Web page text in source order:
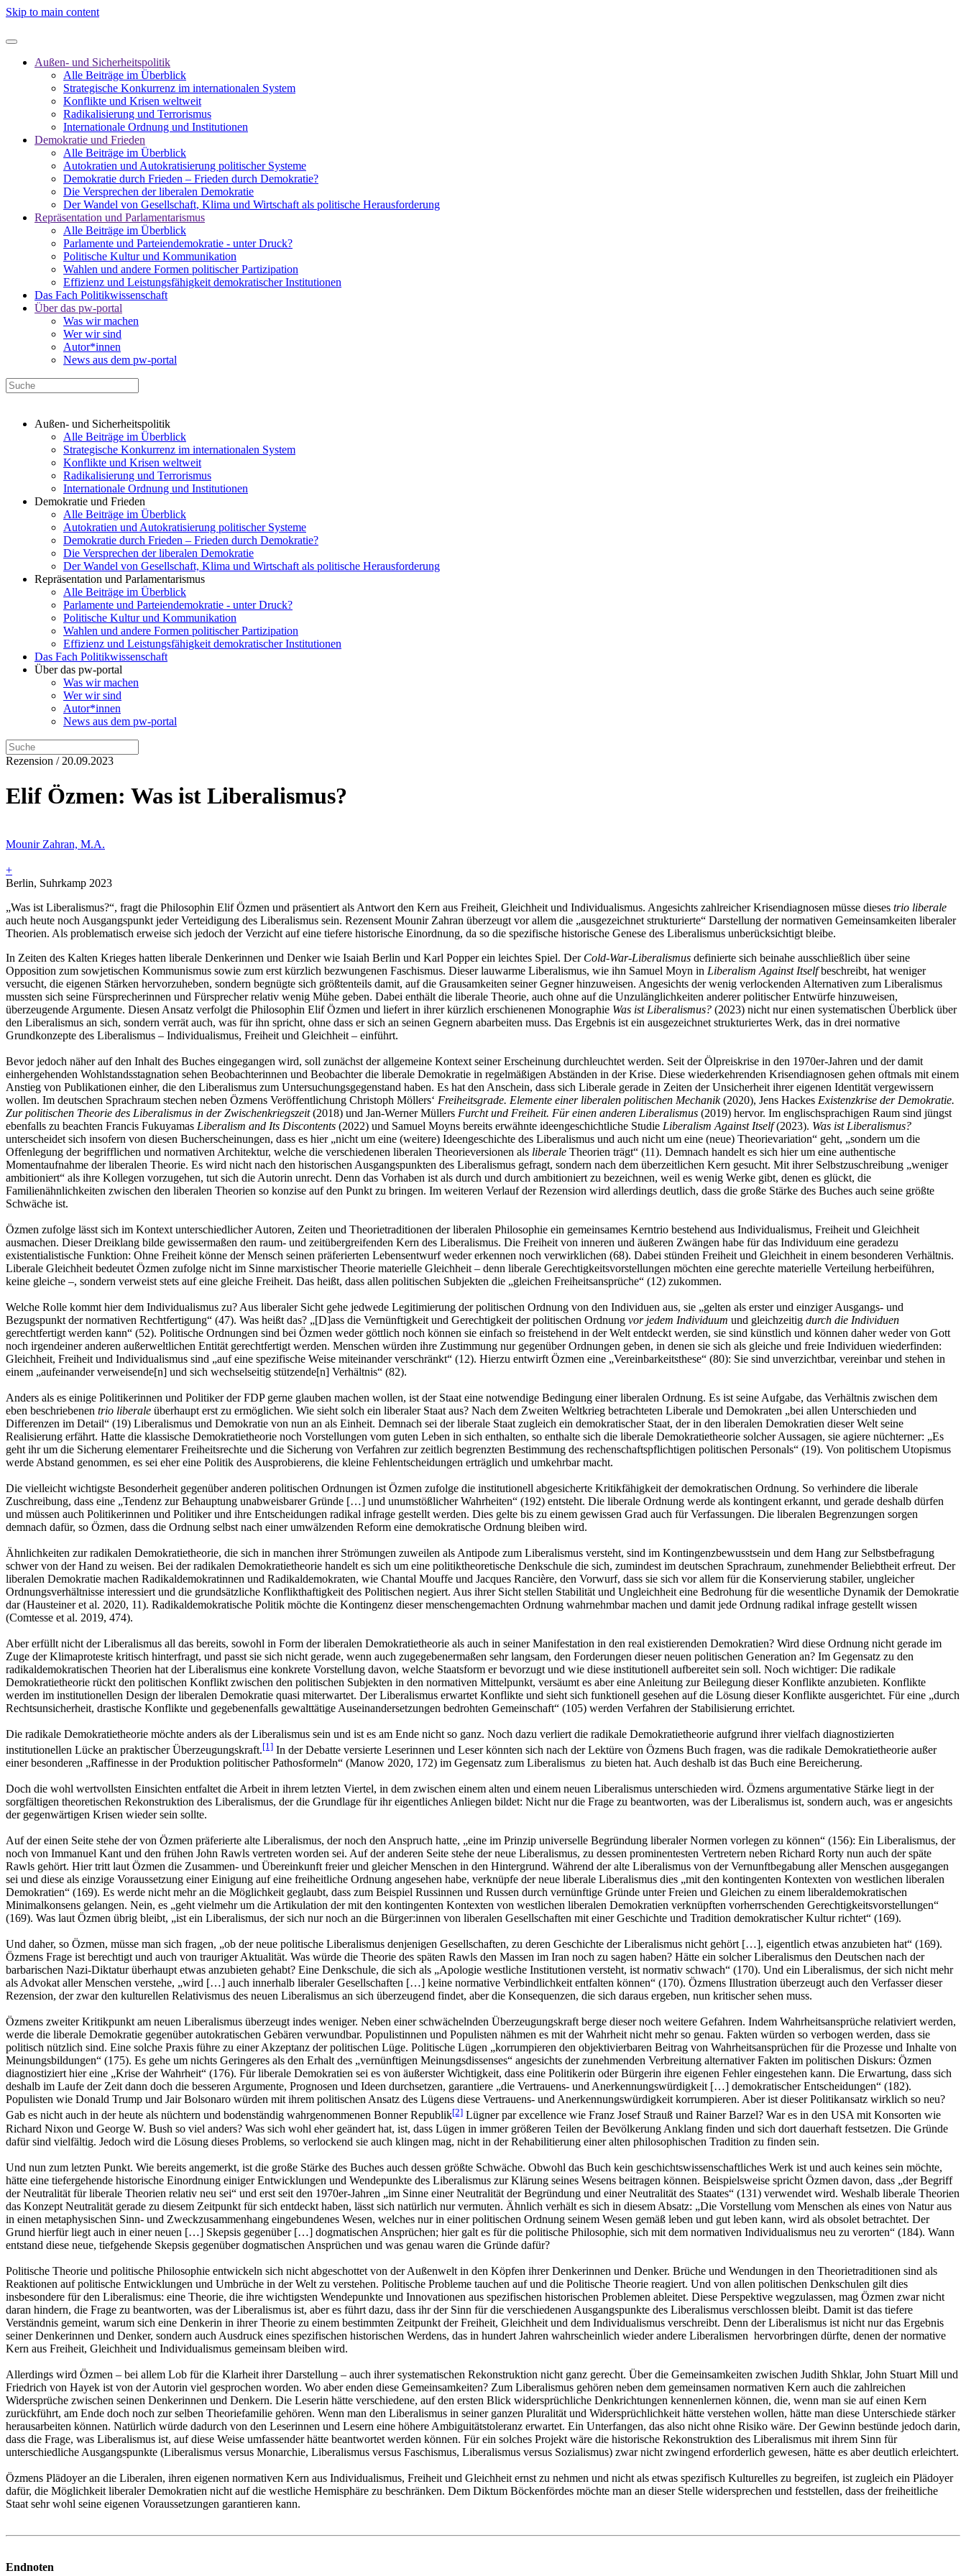
Skip to main content
Außen- und Sicherheitspolitik
Alle Beiträge im Überblick
Strategische Konkurrenz im internationalen System
Konflikte und Krisen weltweit
Radikalisierung und Terrorismus
Internationale Ordnung und Institutionen
Demokratie und Frieden
Alle Beiträge im Überblick
Autokratien und Autokratisierung politischer Systeme
Demokratie durch Frieden – Frieden durch Demokratie?
Die Versprechen der liberalen Demokratie
Der Wandel von Gesellschaft, Klima und Wirtschaft als politische Herausforderung
Repräsentation und Parlamentarismus
Alle Beiträge im Überblick
Parlamente und Parteiendemokratie - unter Druck?
Politische Kultur und Kommunikation
Wahlen und andere Formen politischer Partizipation
Effizienz und Leistungsfähigkeit demokratischer Institutionen
Das Fach Politikwissenschaft
Über das pw-portal
Was wir machen
Wer wir sind
Autor*innen
News aus dem pw-portal
Außen- und Sicherheitspolitik
Alle Beiträge im Überblick
Strategische Konkurrenz im internationalen System
Konflikte und Krisen weltweit
Radikalisierung und Terrorismus
Internationale Ordnung und Institutionen
Demokratie und Frieden
Alle Beiträge im Überblick
Autokratien und Autokratisierung politischer Systeme
Demokratie durch Frieden – Frieden durch Demokratie?
Die Versprechen der liberalen Demokratie
Der Wandel von Gesellschaft, Klima und Wirtschaft als politische Herausforderung
Repräsentation und Parlamentarismus
Alle Beiträge im Überblick
Parlamente und Parteiendemokratie - unter Druck?
Politische Kultur und Kommunikation
Wahlen und andere Formen politischer Partizipation
Effizienz und Leistungsfähigkeit demokratischer Institutionen
Das Fach Politikwissenschaft
Über das pw-portal
Was wir machen
Wer wir sind
Autor*innen
News aus dem pw-portal
Rezension / 20.09.2023
Elif Özmen: Was ist Liberalismus?
Mounir Zahran, M.A.
+
Berlin, Suhrkamp 2023
„Was ist Liberalismus?“, fragt die Philosophin Elif Özmen und präsentiert als Antwort den Kern aus Freiheit, Gleichheit und Individualismus. Angesichts zahlreicher Krisendiagnosen müsse dieses trio liberale
auch heute noch Ausgangspunkt jeder Verteidigung des Liberalismus sein. Rezensent Mounir Zahran überzeugt vor allem die „ausgezeichnet strukturierte“ Darstellung der normativen Gemeinsamkeiten liberaler
Theorien. Als problematisch erweise sich jedoch der Verzicht auf eine tiefere historische Einordnung, da so die spezifische historische Genese des Liberalismus unberücksichtigt bleibe.
In Zeiten des Kalten Krieges hatten liberale Denkerinnen und Denker wie Isaiah Berlin und Karl Popper ein leichtes Spiel. Der Cold-War-Liberalismus definierte sich beinahe ausschließlich über seine
Opposition zum sowjetischen Kommunismus sowie zum erst kürzlich bezwungenen Faschismus. Dieser lauwarme Liberalismus, wie ihn Samuel Moyn in Liberalism Against Itselfbeschreibt, hat weniger
versucht, die eigenen Stärken hervorzuheben, sondern begnügte sich größtenteils damit, auf die Grausamkeiten seiner Gegner hinzuweisen. Angesichts der wenig verlockenden Alternativen zum Liberalismus
mussten sich seine Fürsprecherinnen und Fürsprecher relativ wenig Mühe geben. Dabei enthält die liberale Theorie, auch ohne auf die Unzulänglichkeiten anderer politischer Entwürfe hinzuweisen,
überzeugende Argumente. Diesen Ansatz verfolgt die Philosophin Elif Özmen und liefert in ihrer kürzlich erschienenen Monographie Was ist Liberalismus? (2023) nicht nur einen systematischen Überblick über
den Liberalismus an sich, sondern verrät auch, was für ihn spricht, ohne dass er sich an seinen Gegnern abarbeiten muss. Das Ergebnis ist ein ausgezeichnet strukturiertes Werk, das in drei normative
Grundkonzepte des Liberalismus – Individualismus, Freiheit und Gleichheit – einführt.
Bevor jedoch näher auf den Inhalt des Buches eingegangen wird, soll zunächst der allgemeine Kontext seiner Erscheinung durchleuchtet werden. Seit der Ölpreiskrise in den 1970er-Jahren und der damit
einhergehenden Wohlstandsstagnation sehen Beobachterinnen und Beobachter die liberale Demokratie in regelmäßigen Abständen in der Krise. Diese wiederkehrenden Krisendiagnosen gehen oftmals mit einem
Anstieg von Publikationen einher, die den Liberalismus zum Untersuchungsgegenstand haben. Es hat den Anschein, dass sich Liberale gerade in Zeiten der Unsicherheit ihrer eigenen Identität vergewissern
wollen. Im deutschen Sprachraum stechen neben Özmens Veröffentlichung Christoph Möllers‘ Freiheitsgrade. Elemente einer liberalen politischen Mechanik(2020), Jens Hackes Existenzkrise der Demokratie.
Zur politischen Theorie des Liberalismus in der Zwischenkriegszeit(2018) und Jan-Werner Müllers Furcht und Freiheit. Für einen anderen Liberalismus (2019) hervor. Im englischsprachigen Raum sind jüngst
ebenfalls zu beachten Francis Fukuyamas Liberalism and Its Discontents (2022) und Samuel Moyns bereits erwähnte ideengeschichtliche Studie Liberalism Against Itself(2023). Was ist Liberalismus?
unterscheidet sich insofern von diesen Bucherscheinungen, dass es hier „nicht um eine (weitere) Ideengeschichte des Liberalismus und auch nicht um eine (neue) Theorievariation“ geht, „sondern um die
Offenlegung der begrifflichen und normativen Architektur, welche die verschiedenen liberalen Theorieversionen als liberale Theorien trägt“ (11). Demnach handelt es sich hier um eine authentische
Momentaufnahme der liberalen Theorie. Es wird nicht nach den historischen Ausgangspunkten des Liberalismus gefragt, sondern nach dem überzeitlichen Kern gesucht. Mit ihrer Selbstzuschreibung „weniger
ambitioniert“ als ihre Kollegen vorzugehen, tut sich die Autorin unrecht. Denn das Vorhaben ist als durch und durch ambitioniert zu bezeichnen, weil es wenig Werke gibt, denen es glückt, die
Familienähnlichkeiten zwischen den liberalen Theorien so konzise auf den Punkt zu bringen. Im weiteren Verlauf der Rezension wird allerdings deutlich, dass die große Stärke des Buches auch seine größte
Schwäche ist.
Özmen zufolge lässt sich im Kontext unterschiedlicher Autoren, Zeiten und Theorietraditionen der liberalen Philosophie ein gemeinsames Kerntrio bestehend aus Individualismus, Freiheit und Gleichheit
ausmachen. Dieser Dreiklang bilde gewissermaßen den raum- und zeitübergreifenden Kern des Liberalismus. Die Freiheit von inneren und äußeren Zwängen habe für das Individuum eine geradezu
existentialistische Funktion: Ohne Freiheit könne der Mensch seinen präferierten Lebensentwurf weder erkennen noch verwirklichen (68). Dabei stünden Freiheit und Gleichheit in einem besonderen Verhältnis.
Liberale Gleichheit bedeutet Özmen zufolge nicht im Sinne marxistischer Theorie materielle Gleichheit – denn liberale Gerechtigkeitsvorstellungen möchten eine gerechte materielle Verteilung herbeiführen,
keine gleiche –, sondern verweist stets auf eine gleiche Freiheit. Das heißt, dass allen politischen Subjekten die „gleichen Freiheitsansprüche“ (12) zukommen.
Welche Rolle kommt hier dem Individualismus zu? Aus liberaler Sicht gehe jedwede Legitimierung der politischen Ordnung von den Individuen aus, sie „gelten als erster und einziger Ausgangs- und
Bezugspunkt der normativen Rechtfertigung“ (47). Was heißt das? „[D]ass die Vernünftigkeit und Gerechtigkeit der politischen Ordnung vor jedem Individuum und gleichzeitig durch die Individuen
gerechtfertigt werden kann“ (52). Politische Ordnungen sind bei Özmen weder göttlich noch können sie einfach so freistehend in der Welt entdeckt werden, sie sind künstlich und können daher weder von Gott
noch irgendeiner anderen außerweltlichen Entität gerechtfertigt werden. Menschen würden ihre Zustimmung nur gegenüber Ordnungen geben, in denen sie sich als gleiche und freie Individuen wiederfinden:
Gleichheit, Freiheit und Individualismus sind „auf eine spezifische Weise miteinander verschränkt“ (12). Hierzu entwirft Özmen eine „Vereinbarkeitsthese“ (80): Sie sind unverzichtbar, vereinbar und stehen in
einem „aufeinander verweisende[n] und sich wechselseitig stützende[n] Verhältnis“ (82).
Anders als es einige Politikerinnen und Politiker der FDP gerne glauben machen wollen, ist der Staat eine notwendige Bedingung einer liberalen Ordnung. Es ist seine Aufgabe, das Verhältnis zwischen dem
eben beschriebenen trio liberale überhaupt erst zu ermöglichen. Wie sieht solch ein liberaler Staat aus? Nach dem Zweiten Weltkrieg betrachteten Liberale und Demokraten „bei allen Unterschieden und
Differenzen im Detail“ (19) Liberalismus und Demokratie von nun an als Einheit. Demnach sei der liberale Staat zugleich ein demokratischer Staat, der in den liberalen Demokratien dieser Welt seine
Realisierung erfährt. Hatte die klassische Demokratietheorie noch Vorstellungen vom guten Leben in sich enthalten, so enthalte sich die liberale Demokratietheorie solcher Aussagen, sie agiere nüchterner: „Es
geht ihr um die Sicherung elementarer Freiheitsrechte und die Sicherung von Verfahren zur zeitlich begrenzten Bestimmung des rechenschaftspflichtigen politischen Personals“ (19). Von politischem Utopismus
werde Abstand genommen, es sei eher eine Politik des Ausprobierens, die kleine Fehlentscheidungen erträglich und umkehrbar macht.
Die vielleicht wichtigste Besonderheit gegenüber anderen politischen Ordnungen ist Özmen zufolge die institutionell abgesicherte Kritikfähigkeit der demokratischen Ordnung. So verhindere die liberale
Zuschreibung, dass eine „Tendenz zur Behauptung unabweisbarer Gründe […] und unumstößlicher Wahrheiten“ (192) entsteht. Die liberale Ordnung werde als kontingent erkannt, und gerade deshalb dürfen
und müssen auch Politikerinnen und Politiker und ihre Entscheidungen radikal infrage gestellt werden. Dies gelte bis zu einem gewissen Grad auch für Verfassungen. Die liberalen Begrenzungen sorgen
demnach dafür, so Özmen, dass die Ordnung selbst nach einer umwälzenden Reform eine demokratische Ordnung bleiben wird.
Ähnlichkeiten zur radikalen Demokratietheorie, die sich in manchen ihrer Strömungen zuweilen als Antipode zum Liberalismus versteht, sind im Kontingenzbewusstsein und dem Hang zur Selbstbefragung
schwer von der Hand zu weisen. Bei der radikalen Demokratietheorie handelt es sich um eine politiktheoretische Denkschule die sich, zumindest im deutschen Sprachraum, zunehmender Beliebtheit erfreut. Der
liberalen Demokratie machen Radikaldemokratinnen und Radikaldemokraten, wie Chantal Mouffe und Jacques Rancière, den Vorwurf, dass sie sich vor allem für die Konservierung stabiler, ungleicher
Ordnungsverhältnisse interessiert und die grundsätzliche Konflikthaftigkeit des Politischen negiert. Aus ihrer Sicht stellen Stabilität und Ungleichheit eine Bedrohung für die wesentliche Dynamik der Demokratie
dar (Hausteiner et al. 2020, 11). Radikaldemokratische Politik möchte die Kontingenz dieser menschengemachten Ordnung wahrnehmbar machen und damit jede Ordnung radikal infrage gestellt wissen
(Comtesse et al. 2019, 474).
Aber erfüllt nicht der Liberalismus all das bereits, sowohl in Form der liberalen Demokratietheorie als auch in seiner Manifestation in den real existierenden Demokratien? Wird diese Ordnung nicht gerade im
Zuge der Klimaproteste kritisch hinterfragt, und passt sie sich nicht gerade, wenn auch zugegebenermaßen sehr langsam, den Forderungen dieser neuen politischen Generation an? Im Gegensatz zu den
radikaldemokratischen Theorien hat der Liberalismus eine konkrete Vorstellung davon, welche Staatsform er bevorzugt und wie diese institutionell aufbereitet sein soll. Noch wichtiger: Die radikale
Demokratietheorie rückt den politischen Konflikt zwischen den politischen Subjekten in den normativen Mittelpunkt, versäumt es aber eine Anleitung zur Beilegung dieser Konflikte anzubieten. Konflikte
werden im institutionellen Design der liberalen Demokratie quasi miterwartet. Der Liberalismus erwartet Konflikte und sieht sich funktionell gesehen auf die Lösung dieser Konflikte ausgerichtet. Für eine „durch
Rechtsunsicherheit, drastische Konflikte und gegebenenfalls gewalttätige Auseinandersetzungen bedrohten Gemeinschaft“ (105) werden Verfahren der Stabilisierung errichtet.
Die radikale Demokratietheorie möchte anders als der Liberalismus sein und ist es am Ende nicht so ganz. Noch dazu verliert die radikale Demokratietheorie aufgrund ihrer vielfach diagnostizierten
institutionellen Lücke an praktischer Überzeugungskraft.[1] In der Debatte versierte Leserinnen und Leser könnten sich nach der Lektüre von Özmens Buch fragen, was die radikale Demokratietheorie außer
einer besonderen „Raffinesse in der Produktion politischer Pathosformeln“ (Manow 2020, 172) im Gegensatz zum Liberalismus zu bieten hat. Auch deshalb ist das Buch eine Bereicherung.
Doch die wohl wertvollsten Einsichten entfaltet die Arbeit in ihrem letzten Viertel, in dem zwischen einem alten und einem neuen Liberalismus unterschieden wird. Özmens argumentative Stärke liegt in der
sorgfältigen theoretischen Rekonstruktion des Liberalismus, der die Grundlage für ihr eigentliches Anliegen bildet: Nicht nur die Frage zu beantworten, was der Liberalismus ist, sondern auch, was er angesichts
der gegenwärtigen Krisen wieder sein sollte.
Auf der einen Seite stehe der von Özmen präferierte alte Liberalismus, der noch den Anspruch hatte, „eine im Prinzip universelle Begründung liberaler Normen vorlegen zu können“ (156): Ein Liberalismus, der
noch von Immanuel Kant und den frühen John Rawls vertreten worden sei. Auf der anderen Seite stehe der neue Liberalismus, zu dessen prominentesten Vertretern neben Richard Rorty nun auch der späte
Rawls gehört. Hier tritt laut Özmen die Zusammen- und Übereinkunft freier und gleicher Menschen in den Hintergrund. Während der alte Liberalismus von der Vernunftbegabung aller Menschen ausgegangen
sei und diese als einzige Voraussetzung einer Einigung auf eine freiheitliche Ordnung angesehen habe, verknüpfe der neue liberale Liberalismus dies „mit den kontingenten Kontexten von westlichen liberalen
Demokratien“ (169). Es werde nicht mehr an die Möglichkeit geglaubt, dass zum Beispiel Russinnen und Russen durch vernünftige Gründe unter Freien und Gleichen zu einem liberaldemokratischen
Minimalkonsens gelangen. Nein, es „geht vielmehr um die Artikulation der mit den kontingenten Kontexten von westlichen liberalen Demokratien verknüpften vorherrschenden Gerechtigkeitsvorstellungen“
(169). Was laut Özmen übrig bleibt, „ist ein Liberalismus, der sich nur noch an die Bürger:innen von liberalen Gesellschaften mit einer Geschichte und Tradition demokratischer Kultur richtet“ (169).
Und daher, so Özmen, müsse man sich fragen, „ob der neue politische Liberalismus denjenigen Gesellschaften, zu deren Geschichte der Liberalismus nicht gehört […], eigentlich etwas anzubieten hat“ (169).
Özmens Frage ist berechtigt und auch von trauriger Aktualität. Was würde die Theorie des späten Rawls den Massen im Iran noch zu sagen haben? Hätte ein solcher Liberalismus den Deutschen nach der
barbarischen Nazi-Diktatur überhaupt etwas anzubieten gehabt? Eine Denkschule, die sich als „Apologie westliche Institutionen versteht, ist normativ schwach“ (170). Und ein Liberalismus, der sich nicht mehr
als Advokat aller Menschen verstehe, „wird […] auch innerhalb liberaler Gesellschaften […] keine normative Verbindlichkeit entfalten können“ (170). Özmens Illustration überzeugt auch den Verfasser dieser
Rezension, der zwar den kulturellen Relativismus des neuen Liberalismus an sich überzeugend findet, aber die Konsequenzen, die sich daraus ergeben, nun kritischer sehen muss.
Özmens zweiter Kritikpunkt am neuen Liberalismus überzeugt indes weniger. Neben einer schwächelnden Überzeugungskraft berge dieser noch weitere Gefahren. Indem Wahrheitsansprüche relativiert werden,
werde die liberale Demokratie gegenüber autokratischen Gebären verwundbar. Populistinnen und Populisten nähmen es mit der Wahrheit nicht mehr so genau. Fakten würden so verbogen werden, dass sie
politisch nützlich sind. Eine solche Praxis führe zu einer Akzeptanz der politischen Lüge. Politische Lügen „korrumpieren den objektivierbaren Beitrag von Wahrheitsansprüchen für die Prozesse und Inhalte von
Meinungsbildungen“ (175). Es gehe um nichts Geringeres als den Erhalt des „vernünftigen Meinungsdissenses“ angesichts der zunehmenden Verbreitung alternativer Fakten im politischen Diskurs: Özmen
diagnostiziert hier eine „Krise der Wahrheit“ (176). Für liberale Demokratien sei es von äußerster Wichtigkeit, dass eine Politikerin oder Bürgerin ihre eigenen Fehler eingestehen kann. Die Erwartung, dass sich
deshalb im Laufe der Zeit dann doch die besseren Argumente, Prognosen und Ideen durchsetzen, garantiere „die Vertrauens- und Anerkennungswürdigkeit […] demokratischer Entscheidungen“ (182).
Populisten wie Donald Trump und Jair Bolsonaro würden mit ihrem politischen Ansatz des Lügens diese Vertrauens- und Anerkennungswürdigkeit korrumpieren. Aber ist dieser Politikansatz wirklich so neu?
Gab es nicht auch in der heute als nüchtern und bodenständig wahrgenommenen Bonner Republik[2] Lügner par excellence wie Franz Josef Strauß und Rainer Barzel? War es in den USA mit Konsorten wie
Richard Nixon und George W. Bush so viel anders? Was sich wohl eher geändert hat, ist, dass Lügen in immer größeren Teilen der Bevölkerung Anklang finden und sich dort dauerhaft festsetzen. Die Gründe
dafür sind vielfältig. Jedoch wird die Lösung dieses Problems, so verlockend sie auch klingen mag, nicht in der Rehabilitierung einer alten philosophischen Tradition zu finden sein.
Und nun zum letzten Punkt. Wie bereits angemerkt, ist die große Stärke des Buches auch dessen größte Schwäche. Obwohl das Buch kein geschichtswissenschaftliches Werk ist und auch keines sein möchte,
hätte eine tiefergehende historische Einordnung einiger Entwicklungen und Wendepunkte des Liberalismus zur Klärung seines Wesens beitragen können. Beispielsweise spricht Özmen davon, dass „der Begriff
der Neutralität für liberale Theorien relativ neu sei“ und erst seit den 1970er-Jahren „im Sinne einer Neutralität der Begründung und einer Neutralität des Staates“ (131) verwendet wird. Weshalb liberale Theorien
das Konzept Neutralität gerade zu diesem Zeitpunkt für sich entdeckt haben, lässt sich natürlich nur vermuten. Ähnlich verhält es sich in diesem Absatz: „Die Vorstellung vom Menschen als eines von Natur aus
in einen metaphysischen Sinn- und Zweckzusammenhang eingebundenes Wesen, welches nur in einer politischen Ordnung seinem Wesen gemäß leben und gut leben kann, wird als obsolet betrachtet. Der
Grund hierfür liegt auch in einer neuen […] Skepsis gegenüber […] dogmatischen Ansprüchen; hier galt es für die politische Philosophie, sich mit dem normativen Individualismus neu zu verorten“ (184). Wann
entstand diese neue, tiefgehende Skepsis gegenüber dogmatischen Ansprüchen und was genau waren die Gründe dafür?
Politische Theorie und politische Philosophie entwickeln sich nicht abgeschottet von der Außenwelt in den Köpfen ihrer Denkerinnen und Denker. Brüche und Wendungen in den Theorietraditionen sind als
Reaktionen auf politische Entwicklungen und Umbrüche in der Welt zu verstehen. Politische Probleme tauchen auf und die Politische Theorie reagiert. Und von allen politischen Denkschulen gilt dies
insbesondere für den Liberalismus: eine Theorie, die ihre wichtigsten Wendepunkte und Innovationen aus spezifischen historischen Problemen ableitet. Diese Perspektive wegzulassen, mag Özmen zwar nicht
daran hindern, die Frage zu beantworten, was der Liberalismus ist, aber es führt dazu, dass ihr der Sinn für die verschiedenen Ausgangspunkte des Liberalismus verschlossen bleibt. Damit ist das tiefere
Verständnis gemeint, warum sich eine Denkerin in ihrer Theorie zu einem bestimmten Zeitpunkt der Freiheit, Gleichheit und dem Individualismus verschreibt. Denn der Liberalismus ist nicht nur das Ergebnis
seiner Denkerinnen und Denker, sondern auch Ausdruck eines spezifischen historischen Werdens, das in hundert Jahren wahrscheinlich wieder andere Liberalismen hervorbringen dürfte, denen der normative
Kern aus Freiheit, Gleichheit und Individualismus gemeinsam bleiben wird.
Allerdings wird Özmen – bei allem Lob für die Klarheit ihrer Darstellung – auch ihrer systematischen Rekonstruktion nicht ganz gerecht. Über die Gemeinsamkeiten zwischen Judith Shklar, John Stuart Mill und
Friedrich von Hayek ist von der Autorin viel gesprochen worden. Wo aber enden diese Gemeinsamkeiten? Zum Liberalismus gehören neben dem gemeinsamen normativen Kern auch die zahlreichen
Widersprüche zwischen seinen Denkerinnen und Denkern. Die Leserin hätte verschiedene, auf den ersten Blick widersprüchliche Denkrichtungen kennenlernen können, die, wenn man sie auf einen Kern
zurückführt, am Ende doch noch zur selben Theoriefamilie gehören. Wenn man den Liberalismus in seiner ganzen Pluralität und Widersprüchlichkeit hätte verstehen wollen, hätte man diese Unterschiede stärker
herausarbeiten können. Natürlich würde dadurch von den Leserinnen und Lesern eine höhere Ambiguitätstoleranz erwartet. Ein Unterfangen, das also nicht ohne Risiko wäre. Der Gewinn bestünde jedoch darin,
dass die Frage, was Liberalismus ist, auf diese Weise umfassender hätte beantwortet werden können. Für ein solches Projekt wäre die historische Rekonstruktion des Liberalismus mit ihrem Sinn für
unterschiedliche Ausgangspunkte (Liberalismus versus Monarchie, Liberalismus versus Faschismus, Liberalismus versus Sozialismus) zwar nicht zwingend erforderlich gewesen, hätte es aber deutlich erleichtert.
Özmens Plädoyer an die Liberalen, ihren eigenen normativen Kern aus Individualismus, Freiheit und Gleichheit ernst zu nehmen und nicht als etwas spezifisch Kulturelles zu begreifen, ist zugleich ein Plädoyer
dafür, die Möglichkeit liberaler Demokratien nicht auf die westliche Hemisphäre zu beschränken. Dem Diktum Böckenfördes möchte man an dieser Stelle widersprechen und feststellen, dass der freiheitliche
Staat sehr wohl seine eigenen Voraussetzungen garantieren kann.
Endnoten